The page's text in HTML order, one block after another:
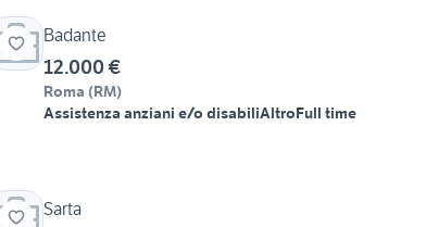
Badante
12.000 €
Roma (RM)
Assistenza anziani e/o disabiliAltroFull time
Sarta